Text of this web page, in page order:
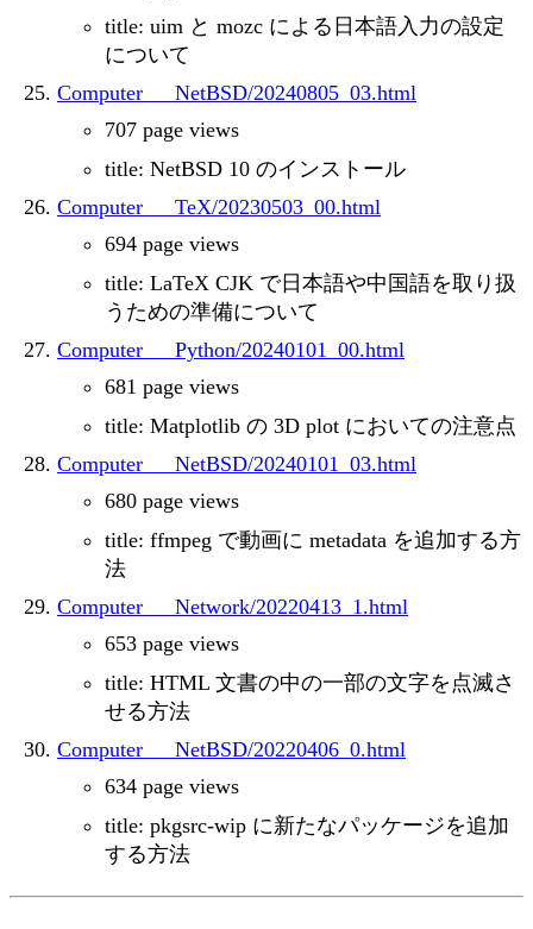
title: uim と mozc による日本語入力の設定
について
Computer___NetBSD/20240805_03.html
707 page views
title: NetBSD 10 のインストール
Computer___TeX/20230503_00.html
694 page views
title: LaTeX CJK で日本語や中国語を取り扱
うための準備について
Computer___Python/20240101_00.html
681 page views
title: Matplotlib の 3D plot においての注意点
Computer___NetBSD/20240101_03.html
680 page views
title: ffmpeg で動画に metadata を追加する方
法
Computer___Network/20220413_1.html
653 page views
title: HTML 文書の中の一部の文字を点滅さ
せる方法
Computer___NetBSD/20220406_0.html
634 page views
title: pkgsrc-wip に新たなパッケージを追加
する方法